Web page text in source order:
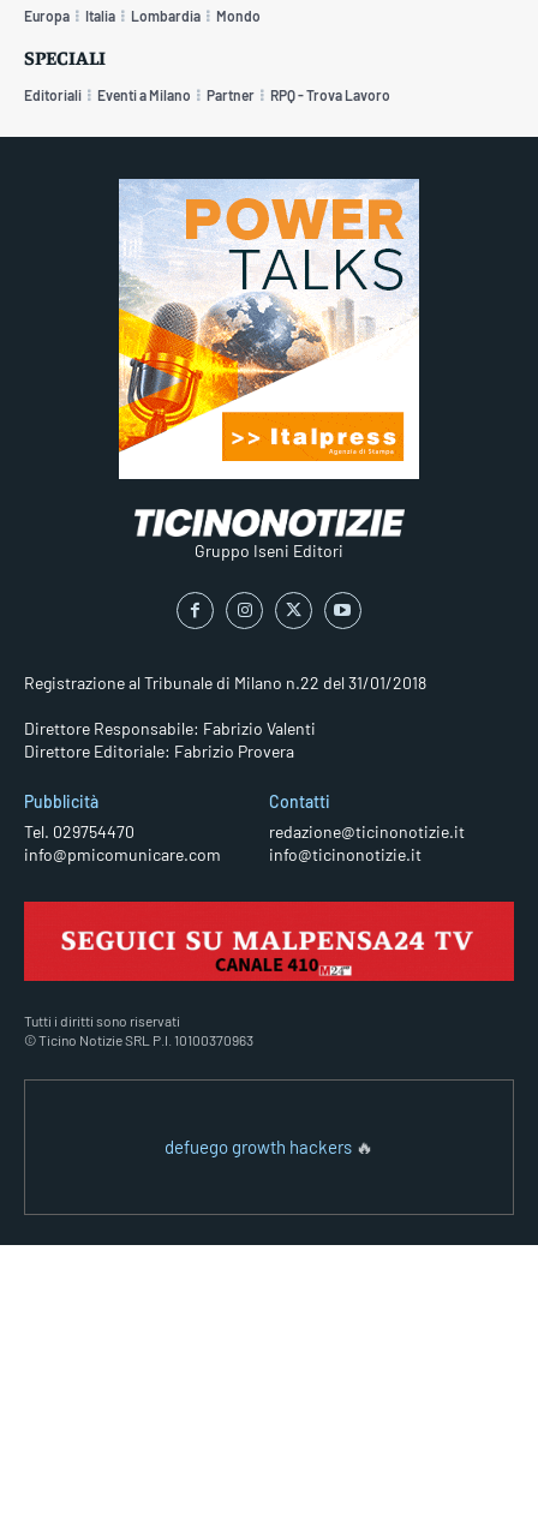
Europa Italia Lombardia Mondo
SPECIALI
Editoriali Eventi a Milano Partner RPQ - Trova Lavoro
Gruppo Iseni Editori
Registrazione al Tribunale di Milano n.22 del 31/01/2018
Direttore Responsabile: Fabrizio Valenti
Direttore Editoriale: Fabrizio Provera
Pubblicità
Tel. 029754470
info@pmicomunicare.com
Contatti
redazione@ticinonotizie.it
info@ticinonotizie.it
Tutti i diritti sono riservati
© Ticino Notizie SRL P.I. 10100370963
defuego growth hackers 🔥